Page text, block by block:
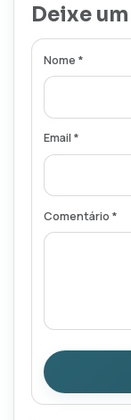
Deixe
Nome *
Email *
Comentário *